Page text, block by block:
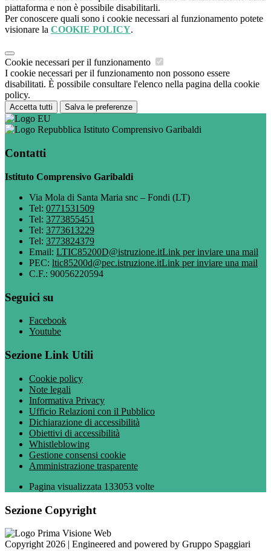
piattaforma e non è possibile disabilitarli.
Per conoscere quali sono i cookie necessari al funzionamento potete
visionare la COOKIE POLICY.
Cookie necessari per il funzionamento
I cookie necessari per il funzionamento non possono essere
disabilitati. È possibile consultare l'elenco nella pagina della cookie
policy.
Accetta tutti Salva le preferenze
Istituto Comprensivo Garibaldi
Contatti
Istituto Comprensivo Garibaldi
Via Mola di Santa Maria snc – Fondi (LT)
Tel: 0771531509
Tel: 3773855451
Tel: 3773613229
Tel: 3773824379
Email: LTIC85200D@istruzione.itLink per inviare una mail
PEC: ltic85200d@pec.istruzione.itLink per inviare una mail
C.F.: 90056220594
Seguici su
Facebook
Youtube
Sezione Link Utili
Cookie policy
Note legali
Informativa Privacy
Ufficio Relazioni con il Pubblico
Dichiarazione di accessibilità
Obiettivi di accessibilità
Whistleblowing
Gestione consensi cookie
Amministrazione trasparente
Pagina visualizzata 133053 volte
Sezione Copyright
Copyright 2026 | Engineered and powered by Gruppo Spaggiari